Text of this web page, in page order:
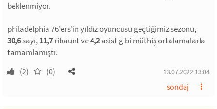
beklenmiyor.
philadelphia 76'ers'in yıldız oyuncusu geçtiğimiz sezonu,
30,6sayı,11,7ribaunt ve4,2asist gibi müthiş ortalamalarla
tamamlamıştı.
(2) (0) 13.07.2022 13:04
sondaj